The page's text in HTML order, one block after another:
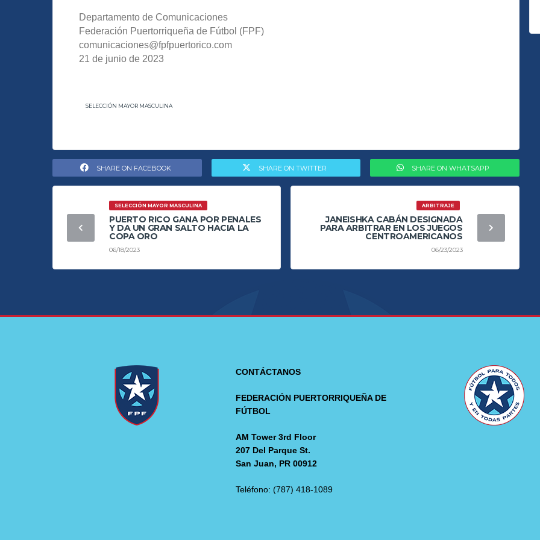
Departamento de Comunicaciones
Federación Puertorriqueña de Fútbol (FPF)
comunicaciones@fpfpuertorico.com
21 de junio de 2023
SELECCIÓN MAYOR MASCULINA
SHARE ON FACEBOOK SHARE ON TWITTER SHARE ON WHATSAPP
SELECCIÓN MAYOR MASCULINA
PUERTO RICO GANA POR PENALES
Y DA UN GRAN SALTO HACIA LA
COPA ORO
06/18/2023
ARBITRAJE
JANEISHKA CABÁN DESIGNADA
PARA ARBITRAR EN LOS JUEGOS
CENTROAMERICANOS
06/23/2023
CONTÁCTANOS
FEDERACIÓN PUERTORRIQUEÑA DE
FÚTBOL
AM Tower 3rd Floor
207 Del Parque St.
San Juan, PR 00912
Teléfono: (787) 418-1089